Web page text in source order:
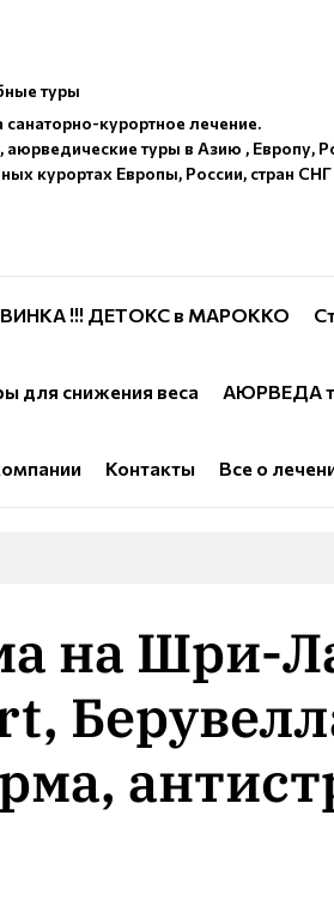
туры
курортное лечение.
аюрведические туры в Азию , Европу,
курортах Европы, России, стран СНГ
!!! ДЕТОКС в МАРОККО
для снижения веса АЮРВЕДА
Контакты Все о
на Шри-